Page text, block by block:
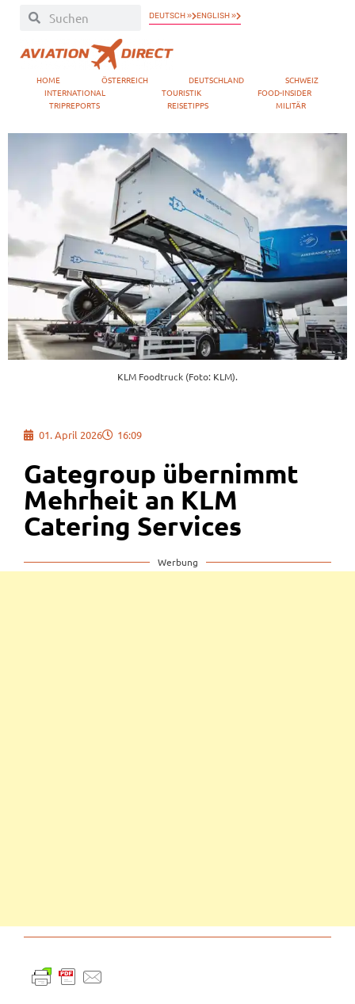
DEUTSCH » ENGLISH »
HOME ÖSTERREICH DEUTSCHLAND
SCHWEIZ
INTERNATIONAL
TOURISTIK
FOOD-INSIDER
TRIPREPORTS
REISETIPPS MILITÄR
KLM Foodtruck (Foto: KLM).
01. April 2026 16:09
Gategroup übernimmt
Mehrheit an KLM
Catering Services
Werbung